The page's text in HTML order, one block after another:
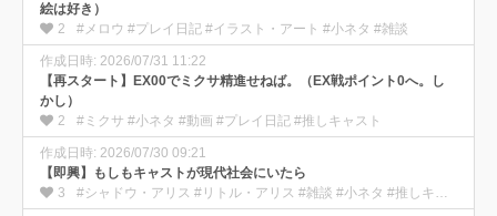
絵は好き）
2
#メロウ #プレイ日記 #イラスト・アート #小ネタ #雑談
作成日時: 2026/07/31 11:22
【再スタート】EX00でミクサ精進せねば。（EX戦ポイント0へ。し
かし）
2
#ミクサ #小ネタ #動画 #プレイ日記 #推しキャスト
作成日時: 2026/07/30 09:21
【即興】もしもキャストが現代社会にいたら
3
#シャドウ・アリス #リトル・アリス #雑談 #小ネタ #推しキャスト